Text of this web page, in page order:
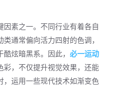
素之一。不同行业有着各自
通常偏向活力四射的色调，
炫暗黑系。因此， 必一运动
彩，不仅提升视觉效果，还能
，运用一些现代技术如渐变色